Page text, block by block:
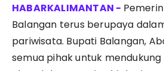
Balangan terus berupaya
pariwisata. Bupati Balangan,
semua pihak untuk